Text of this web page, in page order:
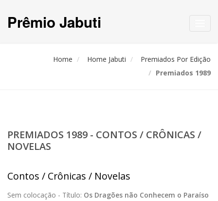
Prêmio Jabuti
Home Home Jabuti
Premiados Por Edição
Premiados 1989
PREMIADOS 1989 - CONTOS / CRÔNICAS /
NOVELAS
Contos / Crônicas / Novelas
Sem colocação - Título: Os Dragões não Conhecem o Paraíso